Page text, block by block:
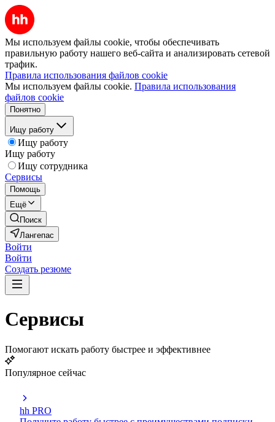
Мы используем файлы cookie, чтобы обеспечивать
правильную работу нашего веб-сайта и анализировать сетевой
трафик.
Правила использования файлов cookie
Мы используем файлы cookie. Правила использования
файлов cookie
Понятно
Ищу работу
Ищу работу
Ищу работу
Ищу сотрудника
Сервисы
Помощь
Ещё
Поиск
Лангепас
Войти
Войти
Создать резюме
Сервисы
Помогают искать работу быстрее и эффективнее
Популярное сейчас
hh PRO